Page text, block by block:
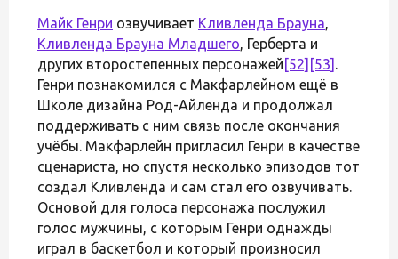
Майк Генри озвучивает Кливленда Брауна,
Кливленда Брауна Младшего, Герберта и
других второстепенных персонажей [52] [53] .
Генри познакомился с Макфарлейном ещё в
Школе дизайна Род-Айленда и продолжал
поддерживать с ним связь после окончания
учёбы. Макфарлейн пригласил Генри в качестве
сценариста, но спустя несколько эпизодов тот
создал Кливленда и сам стал его озвучивать.
Основой для голоса персонажа послужил
голос мужчины, с которым Генри однажды
играл в баскетбол и который произносил